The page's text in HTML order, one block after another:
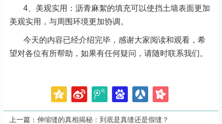
4、美观实用：沥青麻絮的填充可以使挡土墙表面更加
美观实用，与周围环境更加协调。
今天的内容已经介绍完毕，感谢大家阅读和观看，希
望对各位有所帮助，如果有任何疑问，请随时联系我们。
上一篇： 伸缩缝的真相揭秘：到底是真缝还是假缝？